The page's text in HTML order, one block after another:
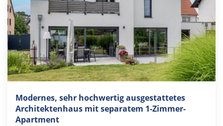
Modernes, sehr hochwertig ausgestattetes
Architektenhaus mit separatem 1-Zimmer-
Apartment